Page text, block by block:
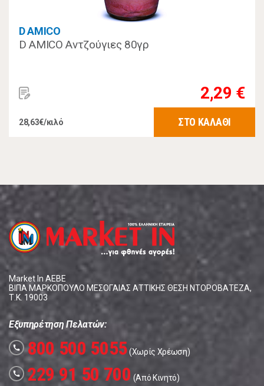
D AMICO
D AMICO Αντζούγιες 80γρ
2,29 €
28,63€/κιλό ΣΤΟ ΚΑΛΑΘΙ
Market In ΑΕΒΕ
ΒΙΠΑ ΜΑΡΚΟΠΟΥΛΟ ΜΕΣΟΓΑΙΑΣ ΑΤΤΙΚΗΣ ΘΕΣΗ ΝΤΟΡΟΒΑΤΕΖΑ,
Τ.Κ. 19003
Εξυπηρέτηση Πελατών:
call 800 500 5055(Χωρίς Χρέωση)
call 229 91 50 700 (Από Κινητό)